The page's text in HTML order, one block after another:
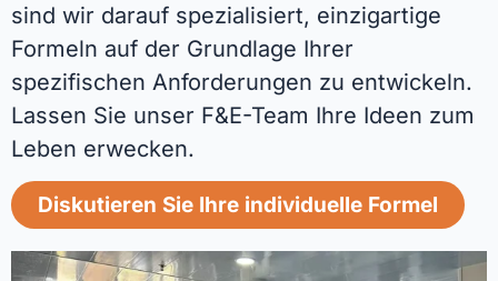
sind wir darauf spezialisiert, einzigartige
Formeln auf der Grundlage Ihrer
spezifischen Anforderungen zu entwickeln.
Lassen Sie unser F&E-Team Ihre Ideen zum
Leben erwecken.
Diskutieren Sie Ihre individuelle Formel